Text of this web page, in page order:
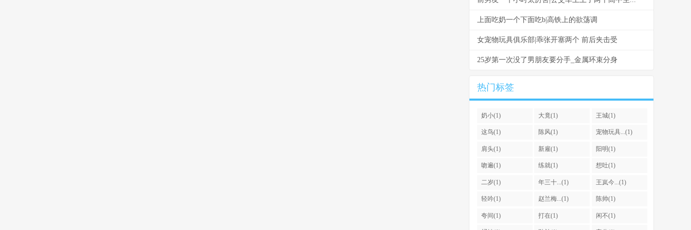
上面吃奶一个下面吃b|高铁上的欲荡调
女宠物玩具俱乐部|乖张开塞两个 前后夹击受
25岁第一次没了男朋友要分手_金属环束分身
热门标签
奶小(1) 大竟(1) 王城(1)
这鸟(1) 陈风(1) 宠物玩具...(1)
肩头(1) 新雇(1) 阳明(1)
吻遍(1) 练就(1) 想吐(1)
二岁(1) 年三十...(1) 王岚今...(1)
轻吟(1) 赵兰梅...(1) 陈帅(1)
夸间(1) 打在(1) 闲不(1)